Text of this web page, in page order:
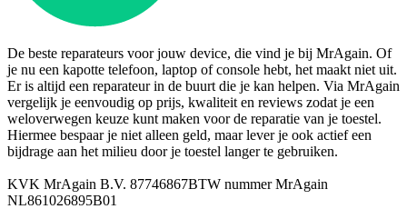
De beste reparateurs voor jouw device, die vind je bij MrAgain. Of
je nu een kapotte telefoon, laptop of console hebt, het maakt niet uit.
Er is altijd een reparateur in de buurt die je kan helpen. Via MrAgain
vergelijk je eenvoudig op prijs, kwaliteit en reviews zodat je een
weloverwegen keuze kunt maken voor de reparatie van je toestel.
Hiermee bespaar je niet alleen geld, maar lever je ook actief een
bijdrage aan het milieu door je toestel langer te gebruiken.
KVK MrAgain B.V. 87746867BTW nummer MrAgain
NL861026895B01